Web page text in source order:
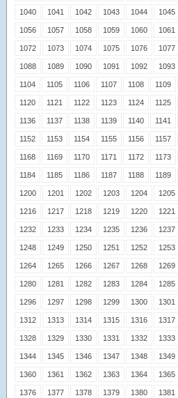
1040 1041 1042 1043 1044 1045
1056 1057 1058 1059 1060 1061
1072 1073 1074 1075 1076 1077
1088 1089 1090 1091 1092 1093
1104 1105 1106 1107 1108 1109
1120 1121 1122 1123 1124 1125
1136 1137 1138 1139 1140 1141
1152 1153 1154 1155 1156 1157
1168 1169 1170 1171 1172 1173
1184 1185 1186 1187 1188 1189
1200 1201 1202 1203 1204 1205
1216 1217 1218 1219 1220 1221
1232 1233 1234 1235 1236 1237
1248 1249 1250 1251 1252 1253
1264 1265 1266 1267 1268 1269
1280 1281 1282 1283 1284 1285
1296 1297 1298 1299 1300 1301
1312 1313 1314 1315 1316 1317
1328 1329 1330 1331 1332 1333
1344 1345 1346 1347 1348 1349
1360 1361 1362 1363 1364 1365
1376 1377 1378 1379 1380 1381